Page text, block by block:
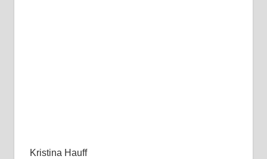
Kristina Hauff